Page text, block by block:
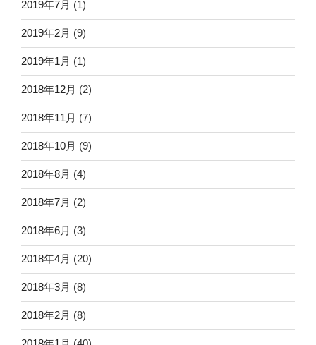
2019年7月 (1)
2019年2月 (9)
2019年1月 (1)
2018年12月 (2)
2018年11月 (7)
2018年10月 (9)
2018年8月 (4)
2018年7月 (2)
2018年6月 (3)
2018年4月 (20)
2018年3月 (8)
2018年2月 (8)